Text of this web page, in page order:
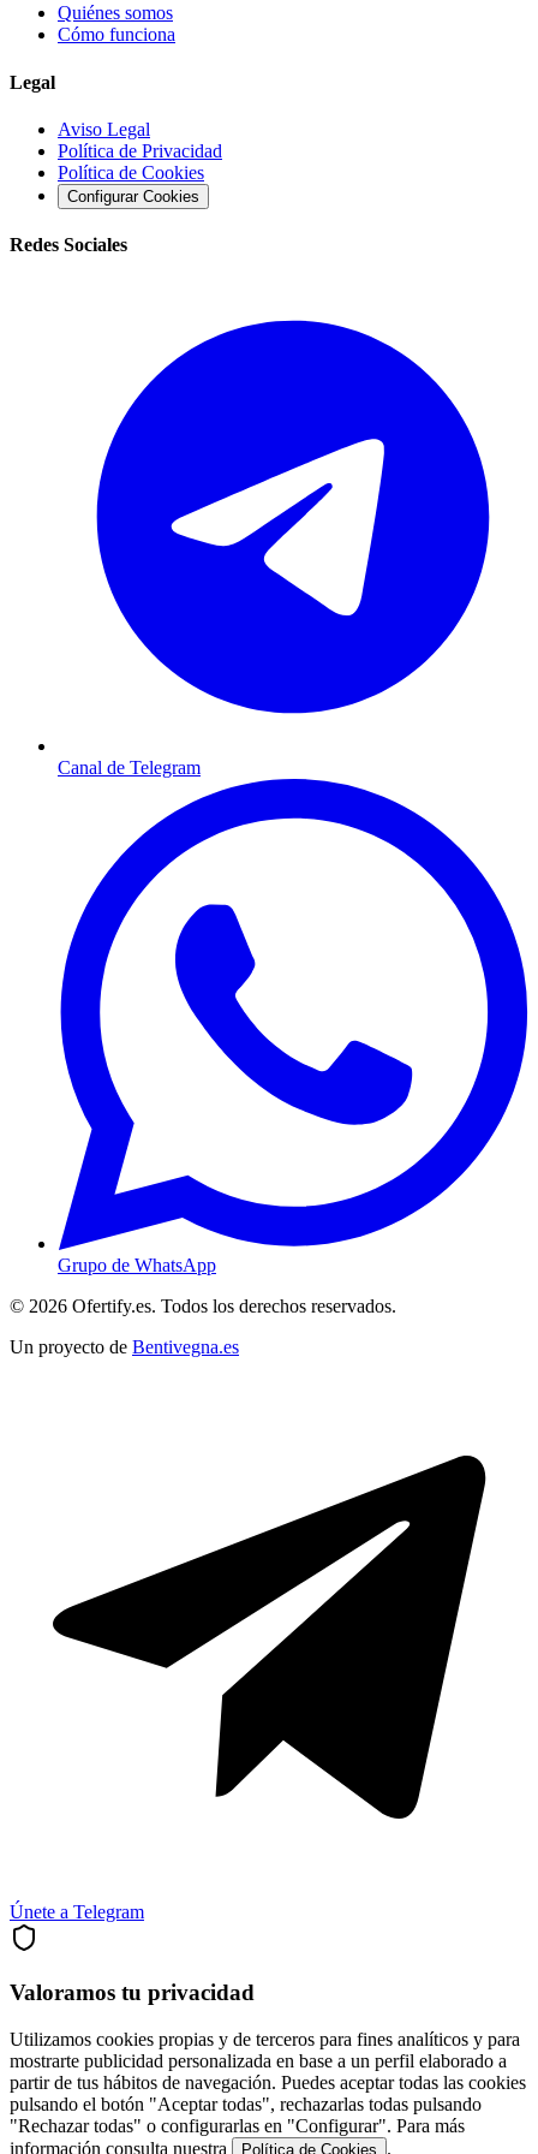
Quiénes somos
Cómo funciona
Legal
Aviso Legal
Política de Privacidad
Política de Cookies
Configurar Cookies
Redes Sociales
Canal de Telegram
Grupo de WhatsApp
© 2026 Ofertify.es. Todos los derechos reservados.
Un proyecto de Bentivegna.es
Únete a Telegram
Valoramos tu privacidad
Utilizamos cookies propias y de terceros para fines analíticos y para
mostrarte publicidad personalizada en base a un perfil elaborado a
partir de tus hábitos de navegación. Puedes aceptar todas las cookies
pulsando el botón "Aceptar todas", rechazarlas todas pulsando
"Rechazar todas" o configurarlas en "Configurar". Para más
información consulta nuestra
Política de Cookies .